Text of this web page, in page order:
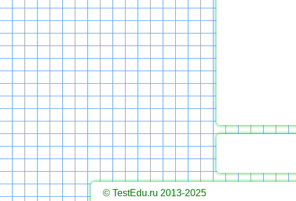
© TestEdu.ru 2013-2025